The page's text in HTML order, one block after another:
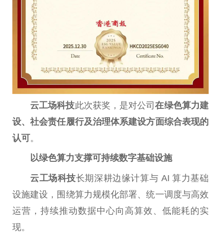
云工场科技此次获奖，是对公司在绿色算力建
设、社会责任履行及治理体系建设方面综合表现的
认可。
以绿色算力支撑可持续数字基础设施
云工场科技长期深耕边缘计算与 AI 算力基础
设施建设，围绕算力规模化部署、统一调度与高效
运营，持续推动数据中心向高算效、低能耗的实
现。